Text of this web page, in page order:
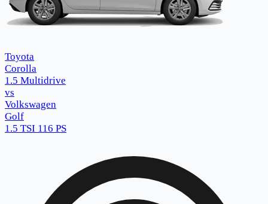
Toyota
Corolla
1.5 Multidrive
vs
Volkswagen
Golf
1.5 TSI 116 PS